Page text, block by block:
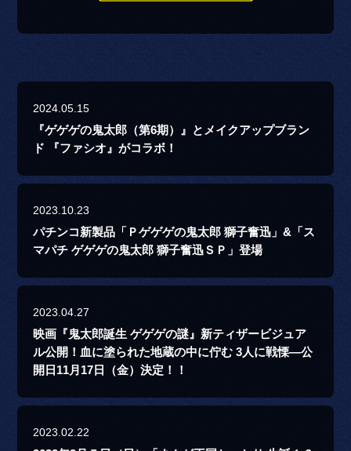
2024.05.15
『ゲゲゲの鬼太郎（第6期）』とメイクアップブラン
ド 『ファシオ』がコラボ！
2023.10.23
パチンコ新製品「Ｐゲゲゲの鬼太郎 獅子奮迅」&「ス
マパチ ゲゲゲの鬼太郎 獅子奮迅ＳＰ」登場
2023.04.27
映画『鬼太郎誕生 ゲゲゲの謎』新ティザービジュア
ル公開！血に塗られた地蔵の中に佇む 3人に戦慄―公
開日11月17日（金）決定！！
2023.02.22